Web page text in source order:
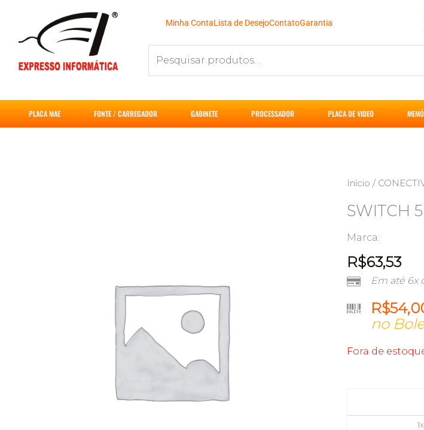
conteúdo
Minha ContaLista de DesejoContatoGarantia
por:
PLACA MAE FONTE / CARREGADOR GABINETE PROCESSADOR PLACA DE VIDEO
Início /
SWITCH
Marca:
R$63,53
Em até 6x
R$
no
Fora de